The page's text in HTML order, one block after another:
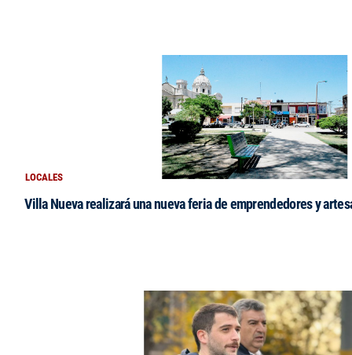
LOCALES
Villa Nueva realizará una nueva feria de emprendedores y